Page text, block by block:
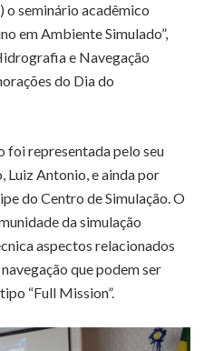
seminário acadêmico
em Ambiente Simulado”,
e Navegação
do Dia do
foi representada pelo seu
Antonio, e ainda por
do Centro de Simulação. O
da simulação
aspectos relacionados
que podem ser
“Full Mission”.